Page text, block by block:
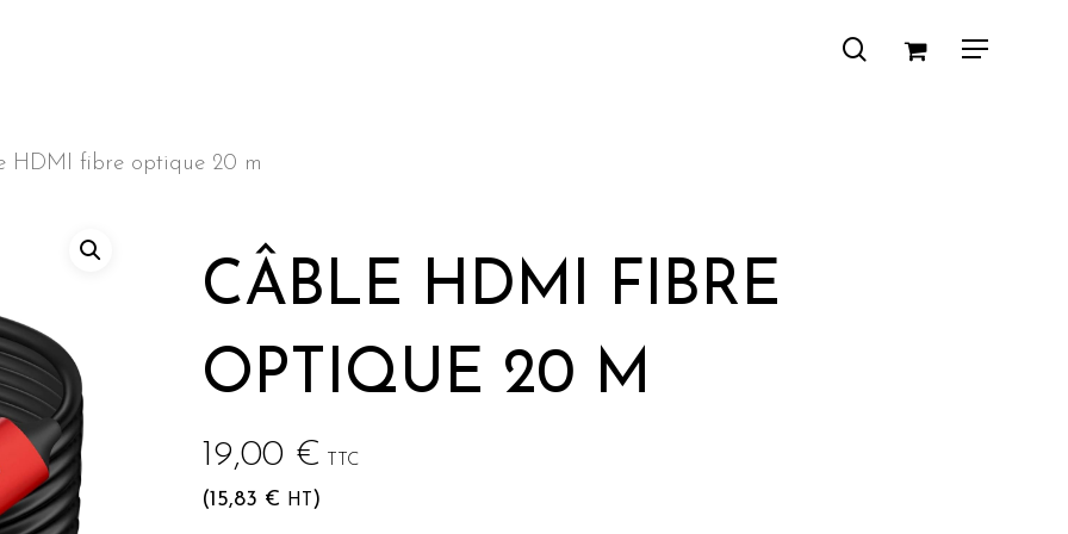
Menu
search
HDMI fibre optique 20 m
CÂBLE HDMI FIBRE
OPTIQUE 20 M
19,00 € TTC
(15,83 € HT )